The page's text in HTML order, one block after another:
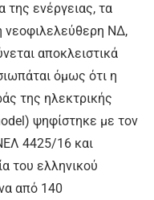
της ενέργειας, τα
νεοφιλελεύθερη ΝΔ,
αποκλειστικά
όμως ότι η
της ηλεκτρικής
ψηφίστηκε με τον
4425/16 και
του ελληνικού
από 140